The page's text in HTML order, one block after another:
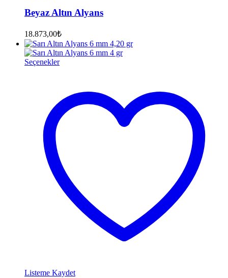
Beyaz Altın Alyans
18.873,00₺
Seçenekler
Listeme Kaydet